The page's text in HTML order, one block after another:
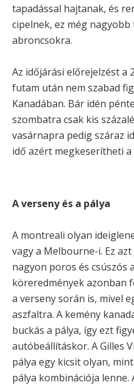
tapadással hajtanak, és
cipelnek, ez még
abroncsokra.
Az időjárási előrejelzést a
futam után nem szabad
Kanadában. Bár idén
szombatra csak kis
vasárnapra pedig száraz
idő azért megkeserítheti
A verseny és a pálya
A montreali olyan
vagy a Melbourne-i. Ez
nagyon poros és csúszós
köreredmények azonban
a verseny során is, mivel
aszfaltra. A kemény
buckás a pálya, így ezt
autóbeállításkor. A Gilles
pálya egy kicsit olyan,
pálya kombinációja